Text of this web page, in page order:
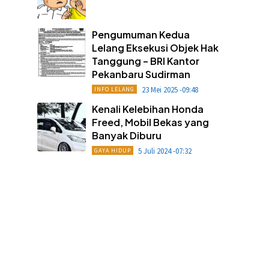
Pengumuman Kedua
Lelang Eksekusi Objek Hak
Tanggung – BRI Kantor
Pekanbaru Sudirman
INFO LELANG 23 Mei 2025 -09:48
Kenali Kelebihan Honda
Freed, Mobil Bekas yang
Banyak Diburu
GAYA HIDUP 5 Juli 2024 -07:32